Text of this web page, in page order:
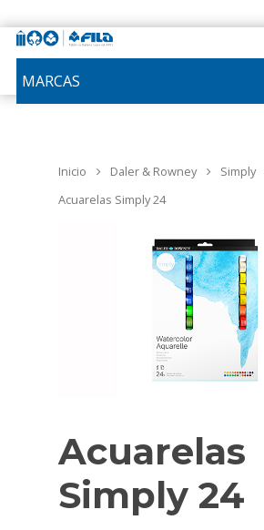
MARCAS
Inicio Daler & Rowney Simply
Acuarelas Simply 24
Acuarelas
Simply 24